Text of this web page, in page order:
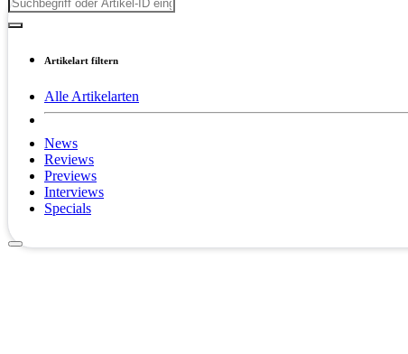
Artikelart filtern
Alle Artikelarten
News
Reviews
Previews
Interviews
Specials